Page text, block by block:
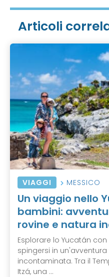
Articoli
VIAGGI MESSICO
Un viaggio nello
bambini:
rovine e natura
Esplorare lo Yucatán
spingersi in
incontaminata. Tra il
Itzá, una ...